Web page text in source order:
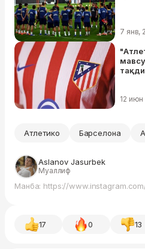
7 янв,
12 июн
Атлетико Барселона
Aslanov Jasurbek
Муаллиф
Манба: https://
17 0 13